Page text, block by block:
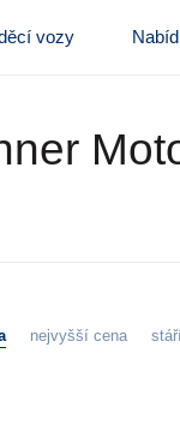
vozy
nejvyšší cena